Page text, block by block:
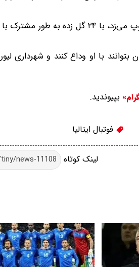
پروتی همچنین در فصل ۹۶-۱۹۹۵، زمانی که در تیم
بتوانند با او وداع کنند و شهرداری
بپیوندید.
فوتبال ایتالیا
لینک کوتاه